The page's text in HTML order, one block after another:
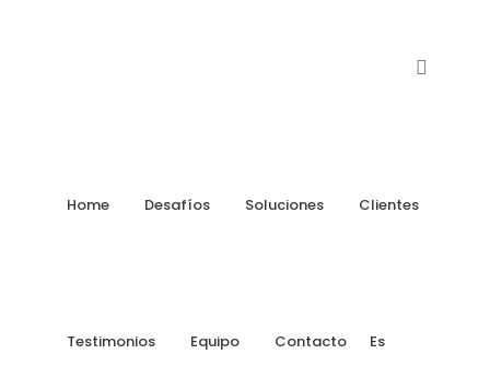
Home Desafíos Soluciones Clientes
Testimonios Equipo Contacto Es